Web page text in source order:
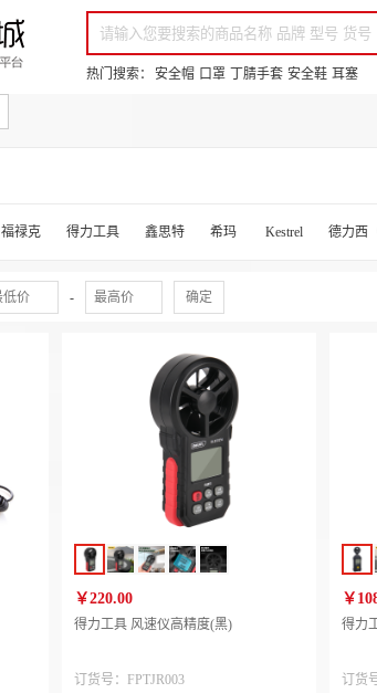
免费注册
专属服务 超低折扣价
热门搜索： 安全帽 口罩 丁腈手套 安全鞋 耳塞
场景采购 品牌中心
福禄克 得力工具 鑫思特 希玛 Kestrel 德力西
- 确定
￥220.00
得力工具 风速仪高精度(黑)
订货号：FPTJR003
￥
得力
订货